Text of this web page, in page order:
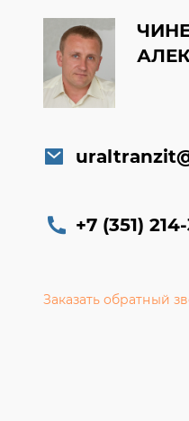
+7 (351)
Заказать обратный